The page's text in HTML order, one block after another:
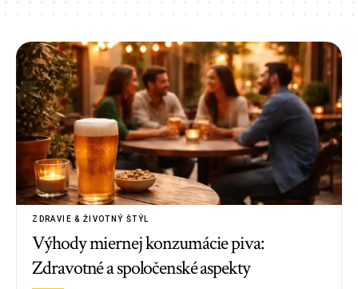
ZDRAVIE & ŽIVOTNÝ ŠTÝL
Výhody miernej konzumácie piva:
Zdravotné a spoločenské aspekty